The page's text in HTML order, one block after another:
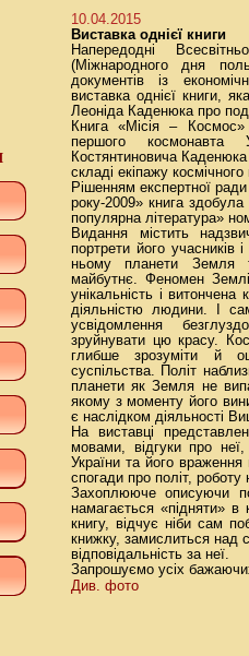
10.04.2015
Виставка однієї книги
Напередодні
(Міжнародного дня
документів із
виставка однієї книги,
Леоніда Каденюка про
Книга «Місія –
першого космонавта
Костянтиновича
складі екіпажу
Рішенням експертної
року-2009» книга
популярна література»
Видання містить
портрети його учасників
ньому планети Земля
майбутнє. Феномен
унікальність і
діяльністю людини. І
усвідомлення
зруйнувати цю красу.
глибше зрозуміти й
суспільства. Політ
планети як Земля не
якому з моменту його
є наслідком діяльності
На виставці
мовами, відгуки про
України та його враження
спогади про політ, роботу
Захоплююче описуючи
намагається «підняти»
книгу, відчує ніби сам
книжку, замислиться над
відповідальність за неї.
Запрошуємо усіх
Див. фото